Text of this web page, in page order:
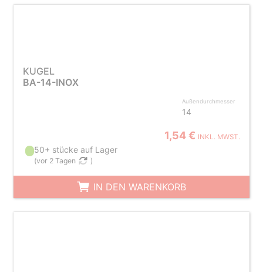
KUGEL
BA-14-INOX
Außendurchmesser
14
1,54 € INKL. MWST.
50+ stücke auf Lager
(vor 2 Tagen )
IN DEN WARENKORB